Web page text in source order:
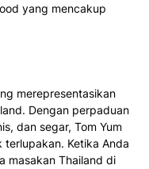
yang mencakup
merepresentasikan
Dengan perpaduan
dan segar, Tom Yum
Ketika Anda
masakan Thailand di